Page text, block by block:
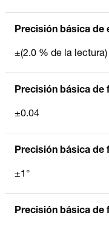
Precisión básica de
±(2.0 % de la lectura)
Precisión básica de
±0.04
Precisión básica de
±1°
Precisión básica de